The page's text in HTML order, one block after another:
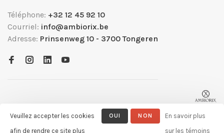
Téléphone: +32 12 45 92 10
Courriel: info@ambiorix.be
Adresse: Prinsenweg 10 - 3700 Tongeren
Veuillez accepter les cookies
afin de rendre ce site plus
OUI NON
En savoir plus
sur les témoins